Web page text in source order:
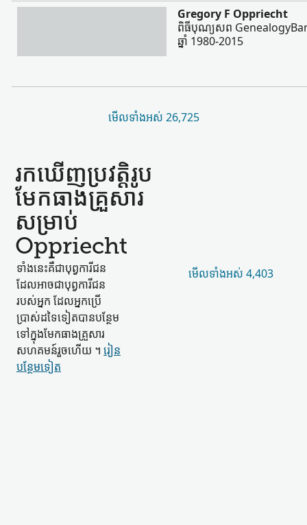
ច្រើន
Gregory F Oppriecht
ពិធីបុណ្យសព
ឆ្នាំ 1980-2015
មើល​ទាំងអស់ 26,725
រកឃើញ​ប្រវត្តិរូប​
មែកធាង​គ្រួសារ​
សម្រាប់
Oppriecht
ទាំងនេះ​គឺជា​បុព្វការីជន​
ដែល​អាចជា​បុព្វការីជន​
របស់​អ្នក ដែល​អ្នកប្រើ
ប្រាស់​ដទៃ​ទៀត​បាន​បន្ថែម​
ទៅក្នុង​មែកធាង​គ្រួសារ​
សហគមន៍​រួចហើយ ។ រៀន​
បន្ថែម​ទៀត
មើល​ទាំងអស់ 4,403